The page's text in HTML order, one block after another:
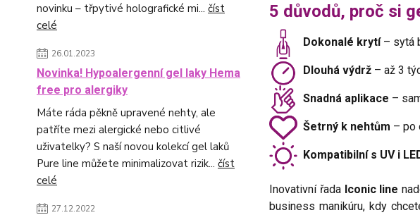
novinku – třpytivé holografické mi... číst
celé
26.01.2023
Novinka! Hypoalergenní gel laky Hema
free pro alergiky
Máte ráda pěkně upravené nehty, ale
patříte mezi alergické nebo citlivé
uživatelky? S naší novou kolekcí gel laků
Pure line můžete minimalizovat rizik... číst
celé
27.12.2022
5 důvodů, proč si
Dokonalé krytí– sytá
Dlouhá výdrž– až 3
Snadná aplikace –
Šetrný k nehtům – po
Kompatibilní s UV i
Inovativní řada Iconic line
business manikúru, kdy